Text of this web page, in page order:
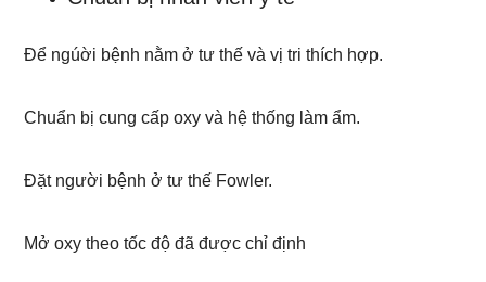
Để ngúời bệnh nằm ở tư thế và vị tri thích hợp.
Chuẩn bị cung cấp oxy và hệ thống làm ẩm.
Đặt người bệnh ở tư thế Fowler.
Mở oxy theo tốc độ đã được chỉ định